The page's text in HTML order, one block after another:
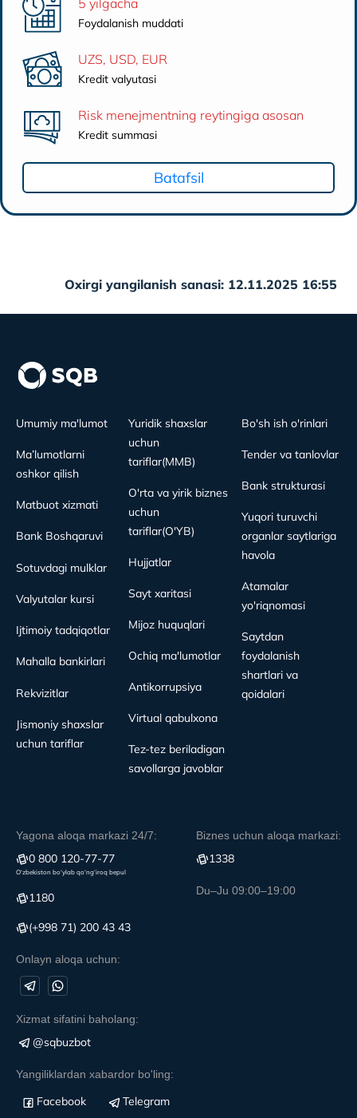
5 yilgacha
Foydalanish muddati
UZS, USD, EUR
Kredit valyutasi
Risk menejmentning reytingiga asosan
Kredit summasi
Batafsil
Oxirgi yangilanish sanasi: 12.11.2025 16:55
Umumiy ma'lumot
Ma’lumotlarni
oshkor qilish
Matbuot xizmati
Bank Boshqaruvi
Sotuvdagi mulklar
Valyutalar kursi
Ijtimoiy tadqiqotlar
Mahalla bankirlari
Rekvizitlar
Jismoniy shaxslar
uchun tariflar
Yuridik shaxslar
uchun
tariflar(MMB)
O'rta va yirik biznes
uchun
tariflar(O'YB)
Hujjatlar
Sayt xaritasi
Mijoz huquqlari
Ochiq ma'lumotlar
Antikorrupsiya
Virtual qabulxona
Tez-tez beriladigan
savollarga javoblar
Bo'sh ish o'rinlari
Tender va tanlovlar
Bank strukturasi
Yuqori turuvchi
organlar saytlariga
havola
Atamalar
yo'riqnomasi
Saytdan
foydalanish
shartlari va
qoidalari
Yagona aloqa markazi 24/7:
0 800 120-77-77
O‘zbekiston bo‘ylab qo‘ng‘iroq bepul
1180
(+998 71) 200 43 43
Onlayn aloqa uchun:
Biznes uchun aloqa markazi:
1338
Du–Ju 09:00–19:00
Xizmat sifatini baholang:
@sqbuzbot
Yangiliklardan xabardor bo'ling:
Facebook
Telegram